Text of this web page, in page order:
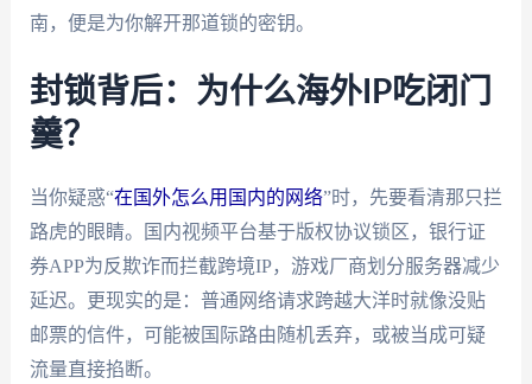
南，便是为你解开那道锁的密钥。
封锁背后：为什么海外IP吃闭门
羹？
当你疑惑“在国外怎么用国内的网络”时，先要看清那只拦
路虎的眼睛。国内视频平台基于版权协议锁区，银行证
券APP为反欺诈而拦截跨境IP，游戏厂商划分服务器减少
延迟。更现实的是：普通网络请求跨越大洋时就像没贴
邮票的信件，可能被国际路由随机丢弃，或被当成可疑
流量直接掐断。